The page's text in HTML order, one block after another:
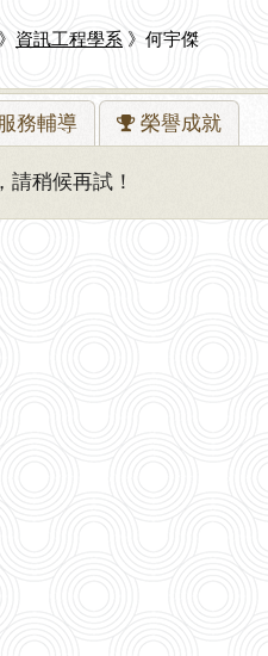
》 資訊工程學系 》何宇傑
服務輔導 榮譽成就
請稍候再試！